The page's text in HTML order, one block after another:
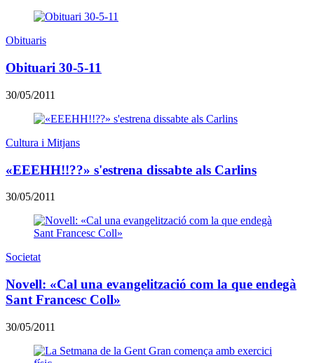
Obituaris
Obituari 30-5-11
30/05/2011
Cultura i Mitjans
«EEEHH!!??» s'estrena dissabte als Carlins
30/05/2011
Societat
Novell: «Cal una evangelització com la que endegà
Sant Francesc Coll»
30/05/2011